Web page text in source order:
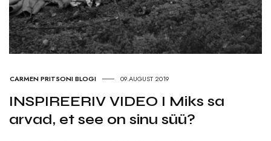
CARMEN PRITSONI BLOGI 09.AUGUST 2019
INSPIREERIV VIDEO I Miks sa
arvad, et see on sinu süü?